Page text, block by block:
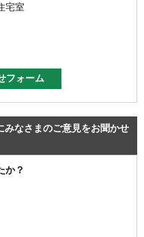
宅室
みなさまのご意見をお聞かせ
か？